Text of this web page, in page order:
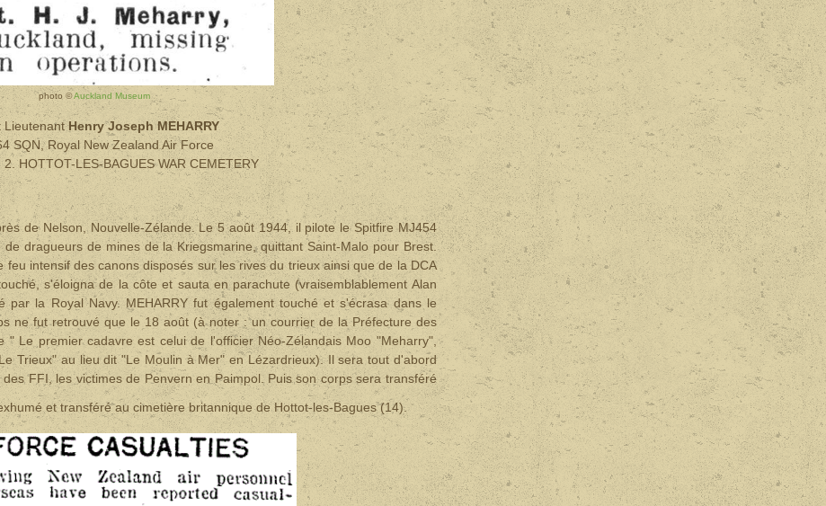
photo ©Auckland Museum
LieutenantHenry Joseph MEHARRY
SQN, Royal New Zealand Air Force
2. HOTTOT-LES-BAGUES WAR CEMETERY
de Nelson, Nouvelle-Zélande. Le 5 août 1944, il pilote le Spitfire MJ454
dragueurs de mines de la Kriegsmarine, quittant Saint-Malo pour Brest.
intensif des canons disposés sur les rives du trieux ainsi que de la DCA
s'éloigna de la côte et sauta en parachute (vraisemblablement Alan
par la Royal Navy. MEHARRY fut également touché et s'écrasa dans le
ne fut retrouvé que le 18 août (ànoter : un courrier de la Préfecture des
Le premier cadavre est celui de l'officier Néo-Zélandais Moo "Meharry",
Trieux" au lieu dit "Le Moulin à Mer" en Lézardrieux). Il sera tout d'abord
FFI, les victimes de Penvern en Paimpol. Puis son corps sera transféré
et transféré au cimetière britannique de Hottot-les-Bagues (14).